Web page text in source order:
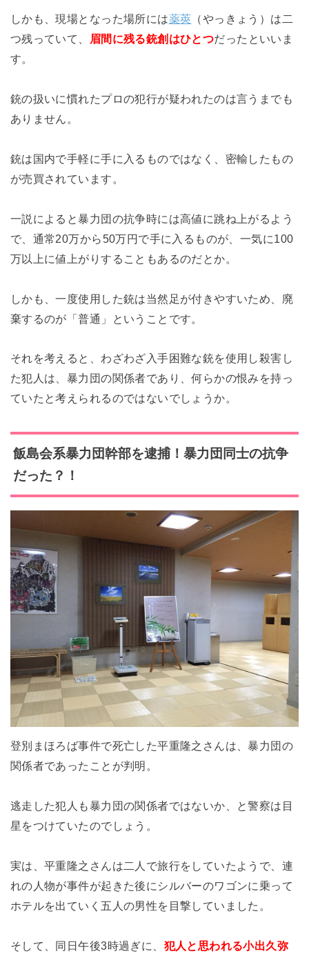
しかも、現場となった場所には薬莢 （やっきょう）は二
つ残っていて、
眉間に残る銃創はひとつだったといいま
す。
銃の扱いに慣れたプロの犯行が疑われたのは言うまでも
ありません。
銃は国内で手軽に手に入るものではなく、密輸したもの
が売買されています。
一説によると暴力団の抗争時には高値に跳ね上がるよう
で、通常20万から50万円で手に入るものが、一気に100
万以上に値上がりすることもあるのだとか。
しかも、一度使用した銃は当然足が付きやすいため、廃
棄するのが「普通」ということです。
それを考えると、わざわざ入手困難な銃を使用し殺害し
た犯人は、暴力団の関係者であり、何らかの恨みを持っ
ていたと考えられるのではないでしょうか。
飯島会系暴力団幹部を逮捕！暴力団同士の抗争
だった？！
登別まほろば事件で死亡した平重隆之さんは、暴力団の
関係者であったことが判明。
逃走した犯人も暴力団の関係者ではないか、と警察は目
星をつけていたのでしょう。
実は、平重隆之さんは二人で旅行をしていたようで、連
れの人物が事件が起きた後にシルバーのワゴンに乗って
ホテルを出ていく五人の男性を目撃していました。
そして、同日午後3時過ぎに、 犯人と思われる小出久弥